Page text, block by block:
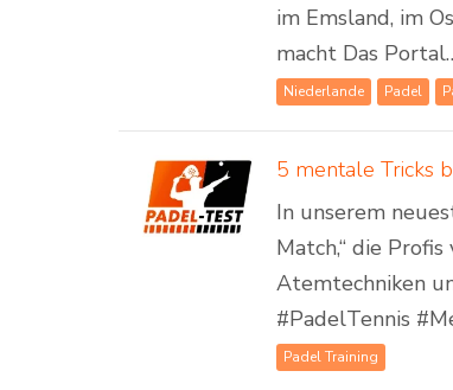
im Emsland, im
macht Das
Niederlande Padel
5 mentale Tricks
In unserem
Match,“ die
Atemtechniken
#PadelTennis
Padel Training